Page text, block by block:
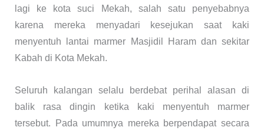
lagi ke kota suci Mekah, salah satu penyebabnya
karena mereka menyadari kesejukan saat kaki
menyentuh lantai marmer Masjidil Haram dan sekitar
Kabah di Kota Mekah.
Seluruh kalangan selalu berdebat perihal alasan di
balik rasa dingin ketika kaki menyentuh marmer
tersebut. Pada umumnya mereka berpendapat secara